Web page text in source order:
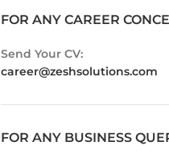
FOR ANY CAREER
Send Your CV:
career@zeshsolutions.com
FOR ANY BUSINESS